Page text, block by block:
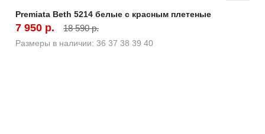
Premiata Beth 5214 белые с красным плетеные
7 950 р. 18 590 р.
Размеры в наличии: 36 37 38 39 40